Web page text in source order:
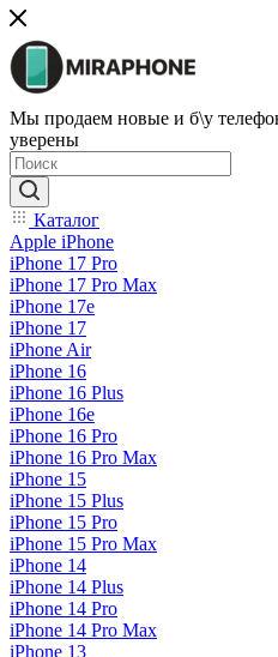
Мы продаем новые и б\у
уверены
Каталог
Apple iPhone
iPhone 17 Pro
iPhone 17 Pro Max
iPhone 17e
iPhone 17
iPhone Air
iPhone 16
iPhone 16 Plus
iPhone 16e
iPhone 16 Pro
iPhone 16 Pro Max
iPhone 15
iPhone 15 Plus
iPhone 15 Pro
iPhone 15 Pro Max
iPhone 14
iPhone 14 Plus
iPhone 14 Pro
iPhone 14 Pro Max
iPhone 13